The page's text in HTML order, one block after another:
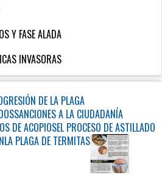
Y FASE ALADA
INVASORAS
DE LA PLAGA
SANCIONES A LA CIUDADANÍA
DE ACOPIOSEL PROCESO DE ASTILLADO
LA PLAGA DE TERMITAS